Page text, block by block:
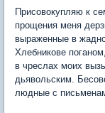
Присовокупляю к
прощения меня
выраженные в
Хлебникове
в чреслах моих
дьявольским.
людные с